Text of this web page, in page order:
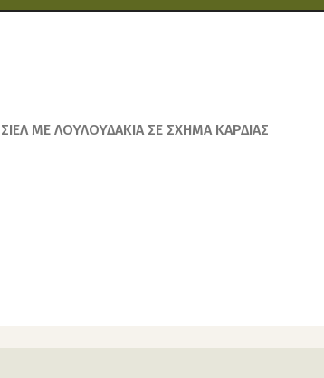
ΜΕ ΛΟΥΛΟΥΔΑΚΙΑ ΣΕ ΣΧΗΜΑ ΚΑΡΔΙΑΣ